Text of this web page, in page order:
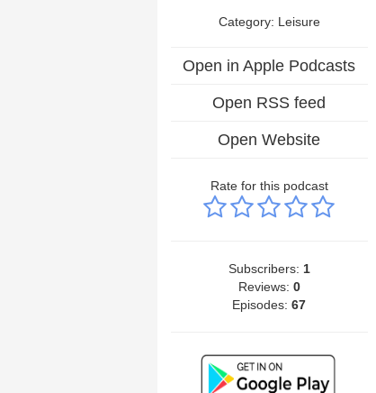
Category: Leisure
Open in Apple Podcasts
Open RSS feed
Open Website
Rate for this podcast
Subscribers: 1
Reviews: 0
Episodes:67